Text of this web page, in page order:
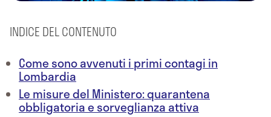
INDICE DEL CONTENUTO
Come sono avvenuti i primi contagi in
Lombardia
Le misure del Ministero: quarantena
obbligatoria e sorveglianza attiva